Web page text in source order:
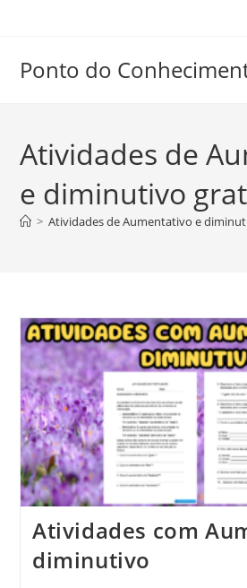
conteúdo
Ponto do
Atividades de
e diminutivo
> Atividades de Aumentativo e
Atividades com
diminutivo